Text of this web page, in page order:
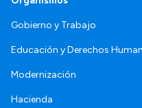
Gobierno y Trabajo
Educación y Derechos
Modernización
Hacienda